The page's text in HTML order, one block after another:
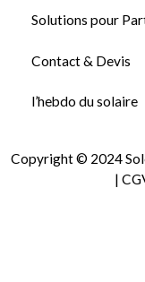
Solutions pour
Contact & Devis
l’hebdo du solaire
Copyright © 2024
|